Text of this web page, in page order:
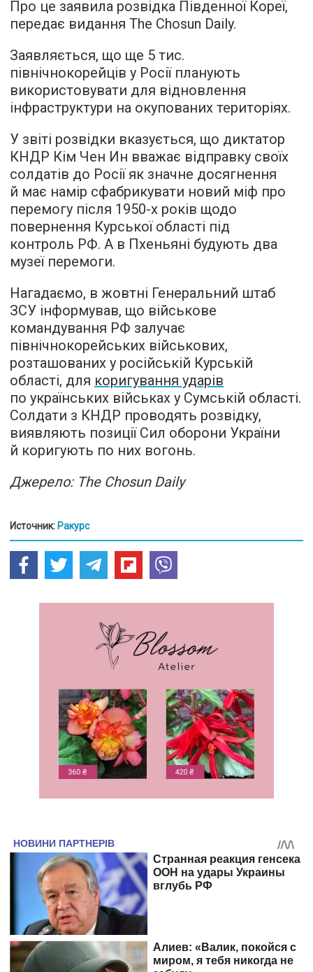
Про це заявила розвідка Південної Кореї,
передає видання The Chosun Daily.
Заявляється, що ще 5 тис.
північнокорейців у Росії планують
використовувати для відновлення
інфраструктури на окупованих територіях.
У звіті розвідки вказується, що диктатор
КНДР Кім Чен Ин вважає відправку своїх
солдатів до Росії як значне досягнення
й має намір сфабрикувати новий міф про
перемогу після 1950-х років щодо
повернення Курської області під
контроль РФ. А в Пхеньяні будують два
музеї перемоги.
Нагадаємо, в жовтні Генеральний штаб
ЗСУ інформував, що військове
командування РФ залучає
північнокорейських військових,
розташованих у російській Курській
області, для коригування ударів
по українських військах у Сумській області.
Солдати з КНДР проводять розвідку,
виявляють позиції Сил оборони України
й коригують по них вогонь.
Джерело: The Chosun Daily
Источник: Ракурс